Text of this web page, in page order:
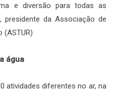
e diversão para todas as
presidente da Associação de
(ASTUR)
água
atividades diferentes no ar, na